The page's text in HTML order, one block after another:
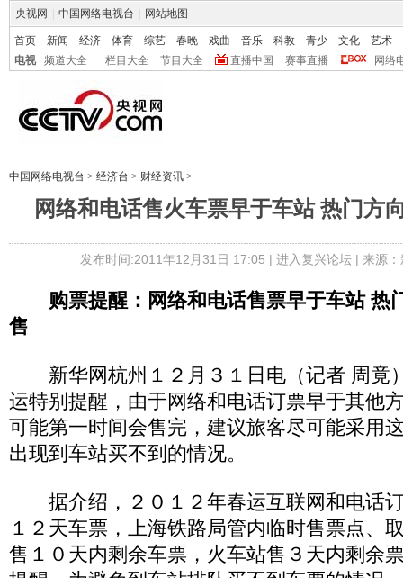
央视网 中国网络电视台 网站地图
首页 新闻 经济 体育 综艺 春晚 戏曲 音乐 科教 青少 文化
艺术
电视
频道大全 栏目大全 节目大全 直播中国 赛事直播 网络
中国网络电视台 > 经济台 > 财经资讯 >
网络和电话售火车票早于车站 热门方
发布时间:2011年12月31日 17:05 | 进入复兴论坛| 来源
购票提醒：网络和电话售票早于车站 热
售
新华网杭州１２月３１日电（记者 周竟
运特别提醒，由于网络和电话订票早于其他
可能第一时间会售完，建议旅客尽可能采用
出现到车站买不到的情况。
据介绍，２０１２年春运互联网和电话
１２天车票，上海铁路局管内临时售票点、
售１０天内剩余车票，火车站售３天内剩余